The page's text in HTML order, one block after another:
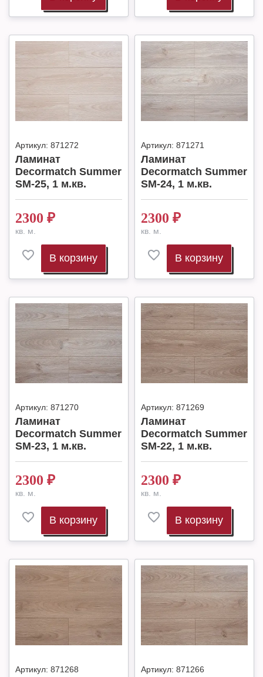
Артикул: 871272
Ламинат
Decormatch Summer
SM-25, 1 м.кв.
2300 ₽
кв. м.
В корзину
Артикул: 871271
Ламинат
Decormatch Summer
SM-24, 1 м.кв.
2300 ₽
кв. м.
В корзину
Артикул: 871270
Ламинат
Decormatch Summer
SM-23, 1 м.кв.
2300 ₽
кв. м.
В корзину
Артикул: 871269
Ламинат
Decormatch Summer
SM-22, 1 м.кв.
2300 ₽
кв. м.
В корзину
Артикул: 871268 Артикул: 871266